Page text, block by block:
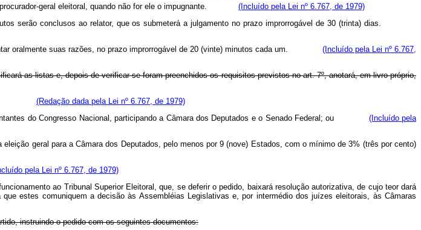
procurador-geral eleitoral, quando não for ele o impugnante. (Incluído pela Lei nº 6.767, de 1979)
autos serão conclusos ao relator, que os submeterá a julgamento no prazo improrrogável de 30 (trinta) dias.
oralmente suas razões, no prazo improrrogável de 20 (vinte) minutos cada um. (Incluído pela Lei nº 6.767,
as listas e, depois de verificar se foram preenchidos os requisitos previstos no art. 7º, anotará, em livro próprio,
tenha: (Redação dada pela Lei nº 6.767, de 1979)
do Congresso Nacional, participando a Câmara dos Deputados e o Senado Federal; ou (Incluído pela
geral para a Câmara dos Deputados, pelo menos por 9 (nove) Estados, com o mínimo de 3% (três por cento)
pela Lei nº 6.767, de 1979)
ao Tribunal Superior Eleitoral, que, se deferir o pedido, baixará resolução autorizativa, de cujo teor dará
estes comuniquem a decisão às Assembléias Legislativas e, por intermédio dos juízes eleitorais, às Câmaras
instruindo o pedido com os seguintes documentos: